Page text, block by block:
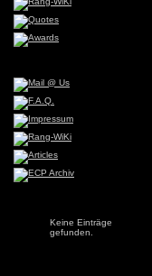
Keine Einträge
gefunden.